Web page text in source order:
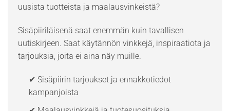
uusista tuotteista ja maalausvinkeistä?
Sisäpiiriläisenä saat enemmän kuin tavallisen
uutiskirjeen. Saat käytännön vinkkejä, inspiraatiota ja
tarjouksia, joita ei aina näy muille.
✔ Sisäpiirin tarjoukset ja ennakkotiedot
kampanjoista